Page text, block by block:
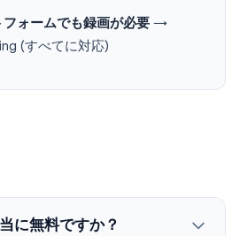
フォームでも録画が必要 →
(すべてに対応)
に無料ですか？